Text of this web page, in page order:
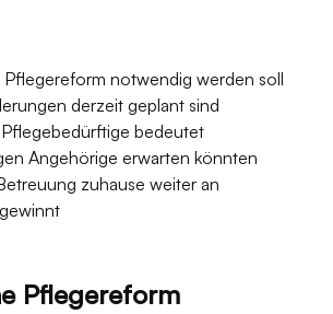
Pflegereform notwendig werden soll
derzeit geplant sind
bedeutet
Angehörige erwarten könnten
zuhause weiter an
Pflegereform